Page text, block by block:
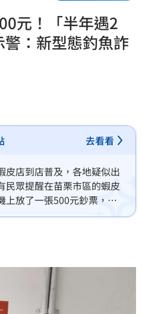
元！「半年遇2
：新型態釣魚詐
去看看
皮店到店普及，各地疑似出
民眾提醒在苗栗市區的蝦皮
上放了一張500元鈔票，這
質疑是有心人「故意放錢」
類似狀況，警方也呼籲，